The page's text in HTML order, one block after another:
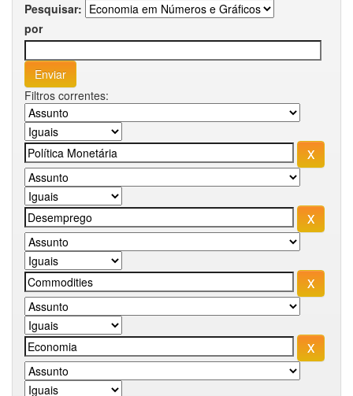
Pesquisar:
por
Filtros correntes: